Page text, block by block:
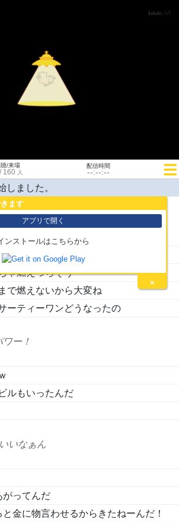
ます
アプリで開く
ンストールはこちらから
×
/来場
/ 160 人
配信時間
--:--:--
しました。
ゃ燃えづらそう
で燃えないから大変ね
ーティーワンどうなったの
ワー！
ルもいったんだ
いいなぁん
がってんだ
金に物言わせるからきたねーんだ！